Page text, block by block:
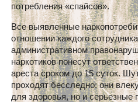
потребления «спайсов».
Все выявленные
отношении каждого
административном
наркотиков понесут
ареста сроком до 15 суток.
проходят бесследно: они
для здоровья, но и серьезные